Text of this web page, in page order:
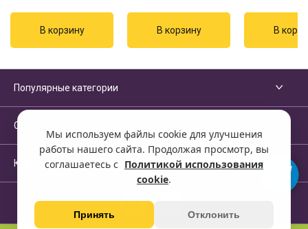
Мы используем файлы cookie для улучшения
работы нашего сайта. Продолжая просмотр, вы
соглашаетесь с Политикой использования
cookie.
Принять Отклонить
Популярные категории
Сервисы и помощь
Компания